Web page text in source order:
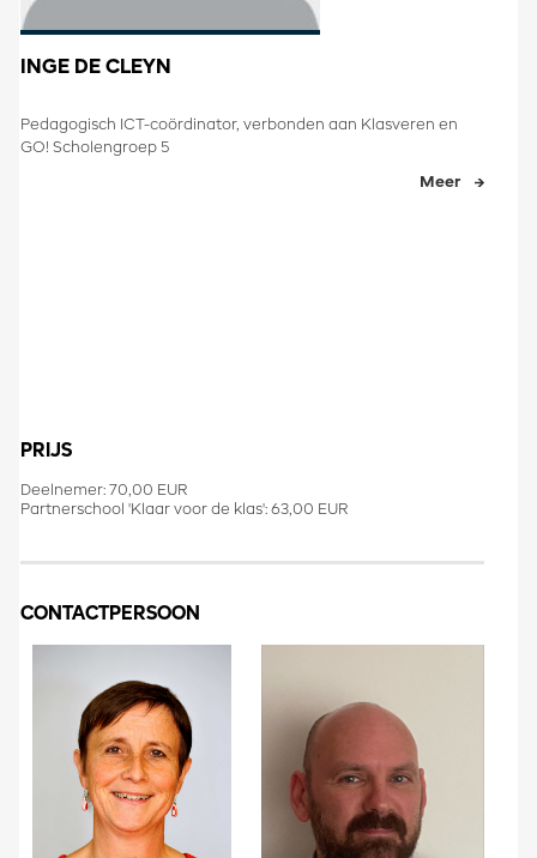
INGE DE CLEYN
​Pedagogisch ICT-coördinator​, verbonden aan Klasveren en
GO! Scholengroep 5​
Meer
PRIJS
Deelnemer: 70,00 EUR
Partnerschool 'Klaar voor de klas': 63,00 EUR
CONTACTPERSOON